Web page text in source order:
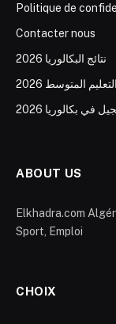
Politique de
Contacter nous
نتائج البكالوريا 2026
المتوسط 2026
ABOUT US
Elkhadra.com
Sport, Emploi
CHOIX